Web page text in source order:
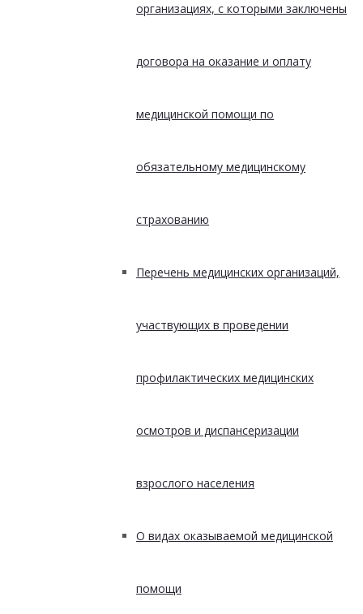
организациях, с которыми заключены
договора на оказание и оплату
медицинской помощи по
обязательному медицинскому
страхованию
Перечень медицинских организаций,
участвующих в проведении
профилактических медицинских
осмотров и диспансеризации
взрослого населения
О видах оказываемой медицинской
помощи